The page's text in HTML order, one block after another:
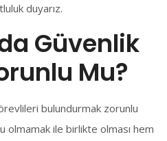
duyarız.
Güvenlik
Mu?
bulundurmak zorunlu
olmamak ile birlikte olması hem